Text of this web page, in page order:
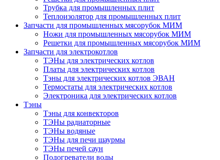
Трубка для промышленных плит
Теплоизолятор для промышленных плит
Запчасти для промышленных мясорубок МИМ
Ножи для промышленных мясорубок МИМ
Решетки для промышленных мясорубок МИМ
Запчасти для электрокотлов
ТЭНы для электрических котлов
Платы для электрических котлов
Тэны для электрических котлов ЭВАН
Термостаты для электрических котлов
Электроника для электрических котлов
Тэны
Тэны для конвекторов
ТЭНы радиаторные
ТЭНы водяные
ТЭНы для печи шаурмы
ТЭНы печей саун
Подогреватели воды